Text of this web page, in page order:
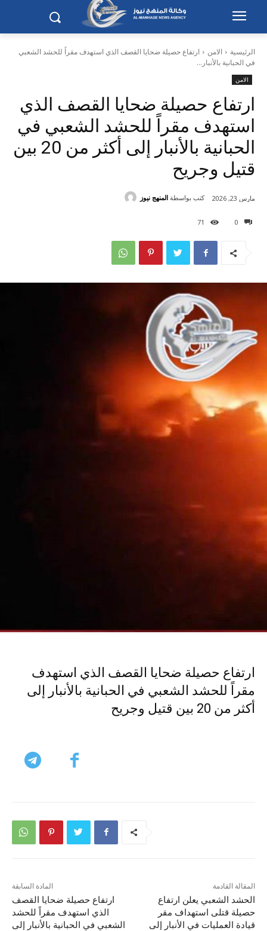
الرئيسية الامن
ارتفاع حصيلة ضحايا القصف الذي استهدف مقراً للحشد الشعبي
في الحبانية بالأنبار...
الامن
ارتفاع حصيلة ضحايا القصف الذي
استهدف مقراً للحشد الشعبي في
الحبانية بالأنبار إلى أكثر من 20 بين
قتيل وجريح
0
71
مارس 23, 2026 كتب بواسطة المنهج نيوز
ارتفاع حصيلة ضحايا القصف الذي استهدف
مقراً للحشد الشعبي في الحبانية بالأنبار إلى
أكثر من 20 بين قتيل وجريح
المادة السابقة
ارتفاع حصيلة ضحايا القصف
الذي استهدف مقراً للحشد
الشعبي في الحبانية بالأنبار إلى
المقالة القادمة
الحشد الشعبي يعلن ارتفاع
حصيلة قتلى استهداف مقر
قيادة العمليات في الأنبار إلى